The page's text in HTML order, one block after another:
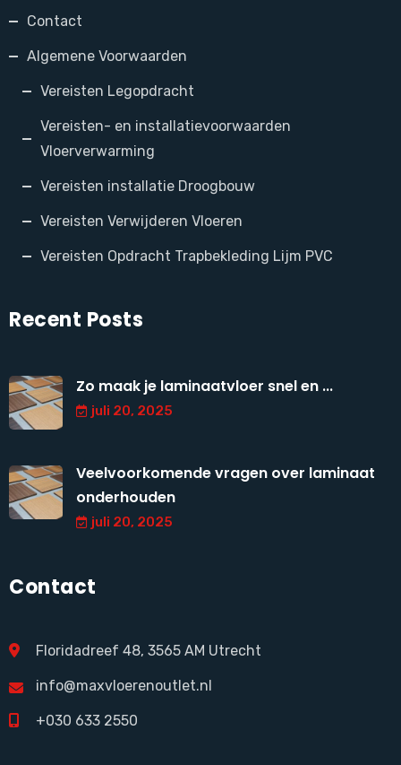
Contact
Algemene Voorwaarden
Vereisten Legopdracht
Vereisten- en installatievoorwaarden
Vloerverwarming
Vereisten installatie Droogbouw
Vereisten Verwijderen Vloeren
Vereisten Opdracht Trapbekleding Lijm PVC
Recent Posts
Zo maak je laminaatvloer snel en ...
juli 20, 2025
Veelvoorkomende vragen over laminaat
onderhouden
juli 20, 2025
Contact
Floridadreef 48, 3565 AM Utrecht
info@maxvloerenoutlet.nl
+030 633 2550